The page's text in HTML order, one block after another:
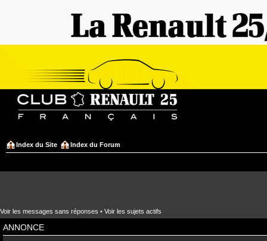
Index du Site Index du Forum
Voir les messages sans réponses • Voir les sujets actifs
ANNONCE